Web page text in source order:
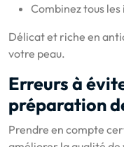
Combinez tous
Délicat et riche en
votre peau.
Erreurs à
préparation
Prendre en compte